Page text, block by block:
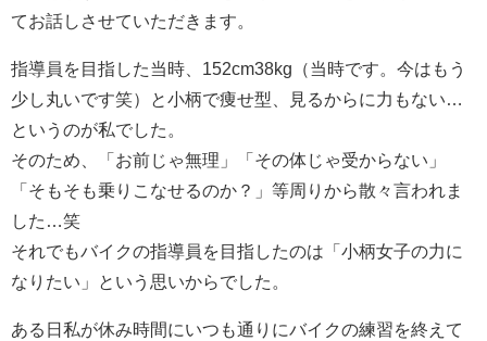
てお話しさせていただきます。
指導員を目指した当時、152cm38kg（当時です。今はもう
少し丸いです笑）と小柄で痩せ型、見るからに力もない…
というのが私でした。
そのため、「お前じゃ無理」「その体じゃ受からない」
「そもそも乗りこなせるのか？」等周りから散々言われま
した…笑
それでもバイクの指導員を目指したのは「小柄女子の力に
なりたい」という思いからでした。
ある日私が休み時間にいつも通りにバイクの練習を終えて